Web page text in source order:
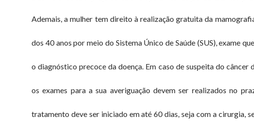
Ademais, a mulher tem direito à realização gratuita da
dos 40 anos por meio do Sistema Único de Saúde (SUS), exame
o diagnóstico precoce da doença. Em caso de suspeita do câncer
os exames para a sua averiguação devem ser realizados no
tratamento deve ser iniciado em até 60 dias, seja com a cirurgia,